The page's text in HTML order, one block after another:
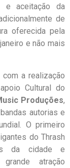
e aceitação da
de
oferecida pela
e não mais
a realização
Cultural do
Produções,
autorias e
O primeiro
do Thrash
da cidade e
atração